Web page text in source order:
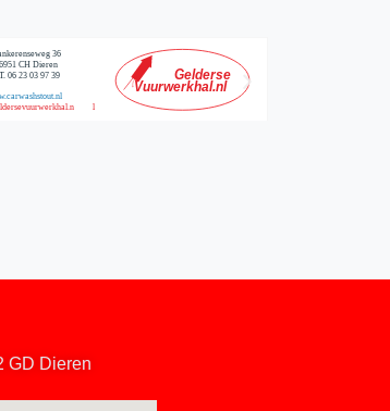
GD Dieren